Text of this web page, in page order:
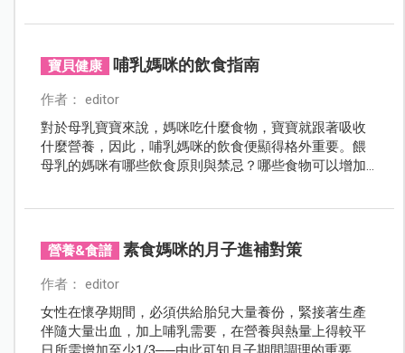
寶貝健康 哺乳媽咪的飲食指南
作者： editor
對於母乳寶寶來說，媽咪吃什麼食物，寶寶就跟著吸收
什麼營養，因此，哺乳媽咪的飲食便顯得格外重要。餵
母乳的媽咪有哪些飲食原則與禁忌？哪些食物可以增加
營養&食譜 素食媽咪的月子進補對策
作者： editor
女性在懷孕期間，必須供給胎兒大量養份，緊接著生產
伴隨大量出血，加上哺乳需要，在營養與熱量上得較平